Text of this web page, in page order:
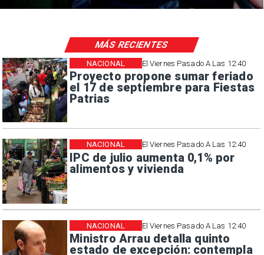
El Viernes Pasado A Las 12:40
Proyecto propone sumar feriado
el 17 de septiembre para Fiestas
Patrias
NACIONAL
El Viernes Pasado A Las 12:40
IPC de julio aumenta 0,1% por
alimentos y vivienda
NACIONAL
El Viernes Pasado A Las 12:40
Ministro Arrau detalla quinto
estado de excepción: contempla
NACIONAL
MÁS RECIENTES